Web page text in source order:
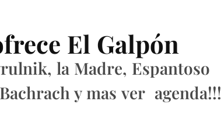
El Galpón
la Madre, Espantoso
y mas ver agenda!!!